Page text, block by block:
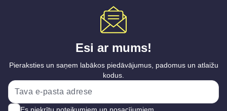
Esi ar mums!
Pieraksties un saņem labākos piedāvājumus, padomus un atlaižu
kodus.